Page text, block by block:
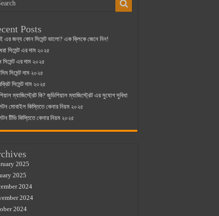
Posts
এর জন্য কোন সিমেন্ট ভালো? এক ক্লিকে জেনে নিন!
সিমেন্ট এর দাম ২০২৫
সিমেন্ট এর দাম ২০২৫
সিমেন্ট দাম ২০২৫
সিমেন্ট দাম ২০২৫
ম্যাজিস্ট্রেট কি? জুডিশিয়াল ম্যাজিস্ট্রেট এর সুযোগ সুবিধা
মোবাইল কিস্তিতে কেনার নিয়ম ২০২৫
টিভি কিস্তিতে কেনার নিয়ম ২০২৫
2025
2025
2024
2024
2024